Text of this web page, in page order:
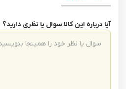
آیا درباره این کالا سوال یا نظری دارید؟